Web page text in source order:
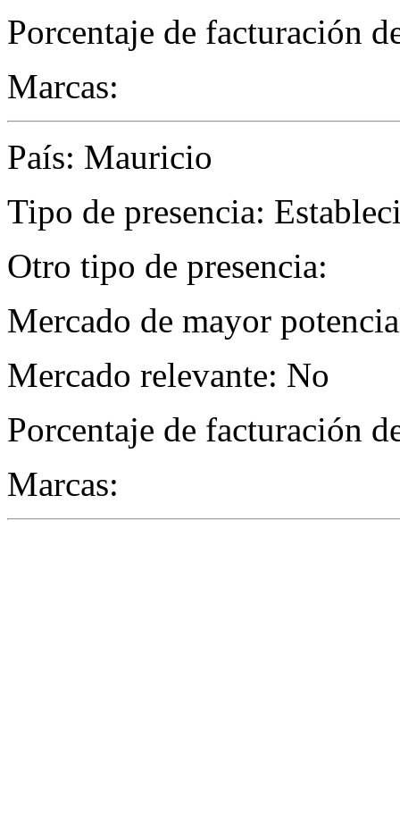
Porcentaje de facturación
Marcas:
País: Mauricio
Tipo de presencia:
Otro tipo de presencia:
Mercado de mayor
Mercado relevante: No
Porcentaje de facturación
Marcas: